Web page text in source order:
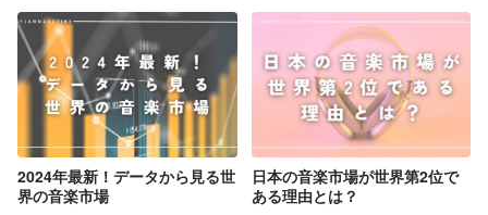
2024年最新！データから見る世
界の音楽市場
日本の音楽市場が世界第2位で
ある理由とは？